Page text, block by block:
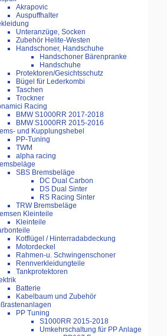
Akrapovic
Auspuffhalter
Unteranzüge, Socken
Zubehör Helite-Westen
Handschoner, Handschuhe
Handschoner Bärenpranke
Handschuhe
Protektoren/Gesichtsschutz
Bügel für Lederkombi
Taschen
Trockner
Racing
BMW S1000RR 2017-2018
BMW S1000RR 2015-2016
und Kupplungshebel
PP-Tuning
TWM
alpha racing
SBS Bremsbeläge
DC Dual Carbon
DS Dual Sinter
RS Racing Sinter
TRW Bremsbeläge
Kleinteile
Kleinteile
Kotflügel / Hinterradabdeckung
Motordeckel
Rahmen-u. Schwingenschoner
Rennverkleidungteile
Tankprotektoren
Batterie
Kabelbaum und Zubehör
PP Tuning
S1000RR 2015-2018
Umkehrschaltung für PP Anlage